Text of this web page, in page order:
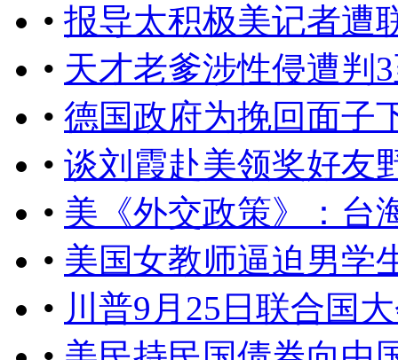
• 报导太积极美记者遭
• 天才老爹涉性侵遭判
• 德国政府为挽回面子
• 谈刘霞赴美领奖好友
• 美《外交政策》：台
• 美国女教师逼迫男学
• 川普9月25日联合国